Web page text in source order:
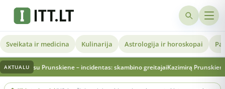
Sveikata ir medicina Kulinarija Astrologija ir horoskopai
AKTUALU
su Prunskiene – incidentas: skambino greitajaiKazimirą Prunskienę
Skip